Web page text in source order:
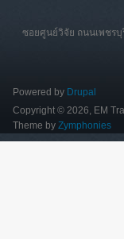
ซอยศูนย์วิจัย ถนนเพชรบุ
Powered by Drupal
Copyright © 2026, EM
Theme by Zymphonies